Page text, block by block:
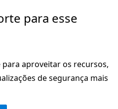
para esse
aproveitar os recursos,
de segurança mais